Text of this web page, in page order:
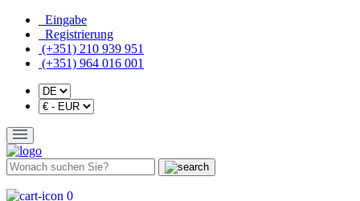
Eingabe
Registrierung
(+351) 210 939 951
(+351) 964 016 001
0